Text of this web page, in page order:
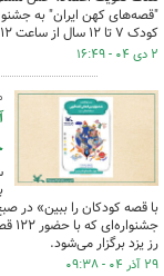
کودک ۷ تا ۱۲ سال از ساعت ۱۲ تا ۲ قصه های ۱۰۰ ثانیه ای خود را نقل کردند.
۲ دی ۰۴ - ۱۶:۴۹
رز یزد برگزار می‌شود.
۲۹ آذر ۰۴ - ۰۹:۳۸